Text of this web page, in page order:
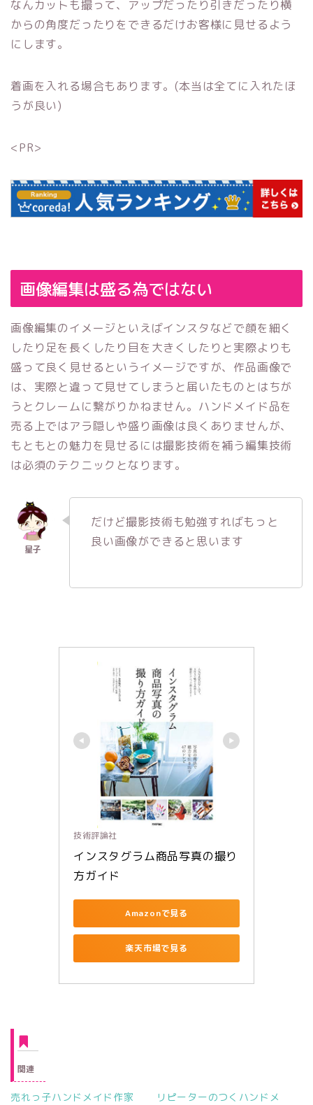
なんカットも撮って、アップだったり引きだったり横
からの角度だったりをできるだけお客様に見せるよう
にします。
着画を入れる場合もあります。(本当は全てに入れたほ
うが良い)
<PR>
画像編集は盛る為ではない
画像編集のイメージといえばインスタなどで顔を細く
したり足を長くしたり目を大きくしたりと実際よりも
盛って良く見せるというイメージですが、作品画像で
は、実際と違って見せてしまうと届いたものとはちが
うとクレームに繋がりかねません。ハンドメイド品を
売る上ではアラ隠しや盛り画像は良くありませんが、
もともとの魅力を見せるには撮影技術を補う編集技術
は必須のテクニックとなります。
だけど撮影技術も勉強すればもっと
良い画像ができると思います
技術評論社
インスタグラム商品写真の撮り
方ガイド
Amazonで見る
楽天市場で見る
関連
売れっ子ハンドメイド作家
リピーターのつくハンドメ